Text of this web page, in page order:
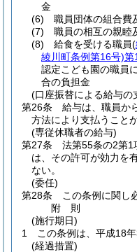
金
(6)
職員団体の組合費
(7)
職員の相互の親睦
(8)
給食を受ける職員(
綾川町条例第16号)第
認定こども園の職員
合の負担金
(口座振替による給与の
第26条
給与は、職員か
方法により支払うこと
(専従休職者の給与)
第27条
法第55条の2第1
は、その許可が効力を
ない。
(委任)
第28条
この条例に関し
附 則
(施行期日)
1
この条例は、平成18
(経過措置)